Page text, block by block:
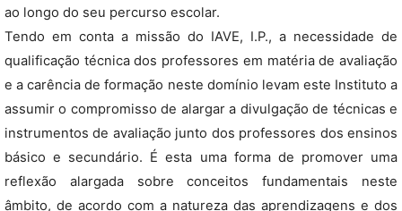
ao longo do seu percurso escolar.
Tendo em conta a missão do IAVE, I.P., a necessidade de
qualificação técnica dos professores em matéria de avaliação
e a carência de formação neste domínio levam este Instituto a
assumir o compromisso de alargar a divulgação de técnicas e
instrumentos de avaliação junto dos professores dos ensinos
básico e secundário. É esta uma forma de promover uma
reflexão alargada sobre conceitos fundamentais neste
âmbito, de acordo com a natureza das aprendizagens e dos